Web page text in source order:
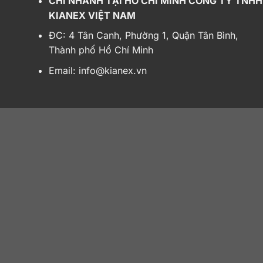
Nm tại 7.000 vòng/phút. Theo công bố
km.
KIANEX VIỆT NAM
ĐC: 4 Tân Canh, Phường 1, Quận Tân Bình,
Thành phố Hồ Chí Minh
Email: info@kianex.vn